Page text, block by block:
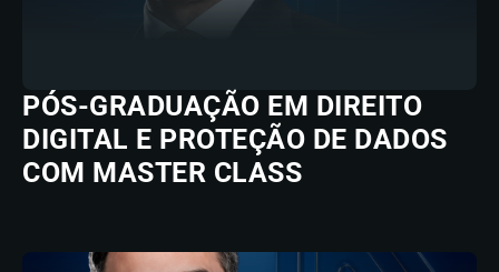
PÓS-GRADUAÇÃO EM DIREITO
DIGITAL E PROTEÇÃO DE DADOS
COM MASTER CLASS